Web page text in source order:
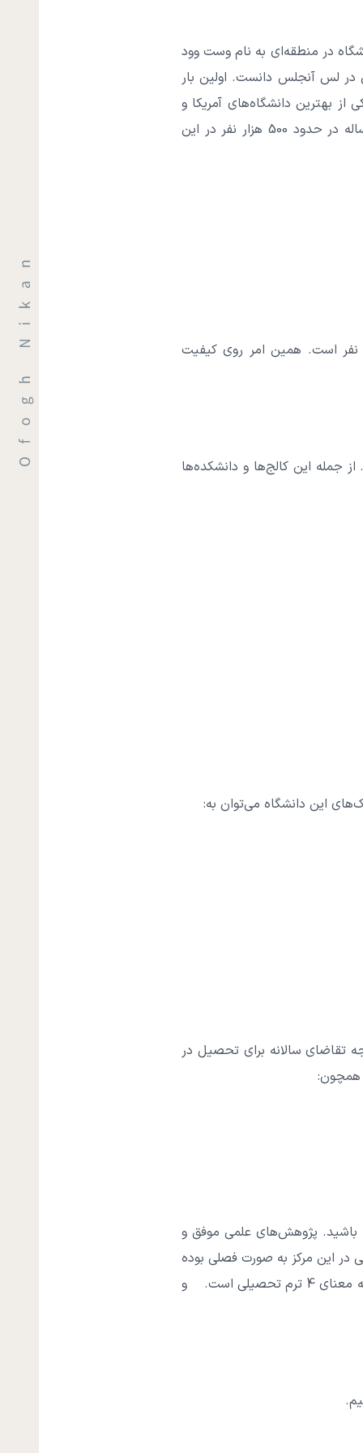
در منطقه‌ای به نام وست وود
لس آنجلس دانست. اولین بار
به یکی از بهترین دانشگاه‌های آمریکا و
جهان شد. در حال حاضر رشته‌ها و دانشکده‌های زیادی به این مرکز تحصیلی افزوده شده است. هر ساله در حدود 500 هزار نفر در این
کرده‌اند. در بیش از 70 درصد کلاس‌های کارشناسی این دانشگاه تعداد دانشجویان کمتر از 30 نفر است. همین امر روی کیفیت
دارد. از جمله این کالج‌ها و دانشکده‌ها
تقاضای سالانه برای تحصیل در
همچون:
باشید. پژوهش‌های علمی موفق و
در این مرکز به صورت فصلی بوده
و